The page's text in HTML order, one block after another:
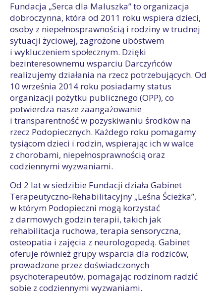
Fundacja „Serca dla Maluszka” to organizacja
dobroczynna, która od 2011 roku wspiera dzieci,
osoby z niepełnosprawnością i rodziny w trudnej
sytuacji życiowej, zagrożone ubóstwem
i wykluczeniem społecznym. Dzięki
bezinteresownemu wsparciu Darczyńców
realizujemy działania na rzecz potrzebujących. Od
10 września 2014 roku posiadamy status
organizacji pożytku publicznego (OPP), co
potwierdza nasze zaangażowanie
i transparentność w pozyskiwaniu środków na
rzecz Podopiecznych. Każdego roku pomagamy
tysiącom dzieci i rodzin, wspierając ich w walce
z chorobami, niepełnosprawnością oraz
codziennymi wyzwaniami.
Od 2 lat w siedzibie Fundacji działa Gabinet
Terapeutyczno-Rehabilitacyjny „Leśna Ścieżka”,
w którym Podopieczni mogą korzystać
z darmowych godzin terapii, takich jak
rehabilitacja ruchowa, terapia sensoryczna,
osteopatia i zajęcia z neurologopedą. Gabinet
oferuje również grupy wsparcia dla rodziców,
prowadzone przez doświadczonych
psychoterapeutów, pomagając rodzinom radzić
sobie z codziennymi wyzwaniami.